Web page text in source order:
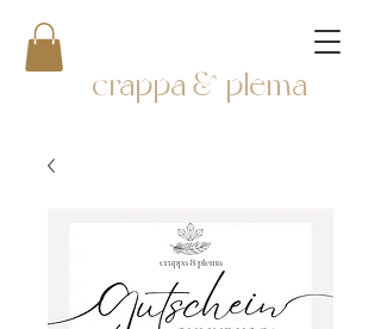
crappa & plema